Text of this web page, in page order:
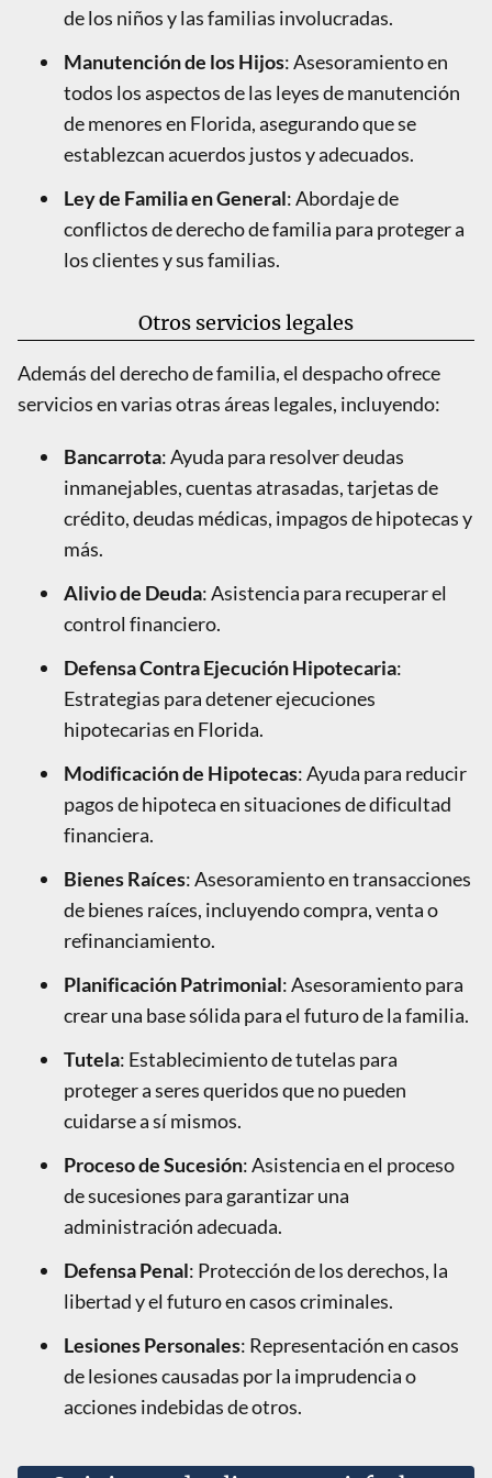
de los niños y las familias involucradas.
Manutención de los Hijos: Asesoramiento en
todos los aspectos de las leyes de manutención
de menores en Florida, asegurando que se
establezcan acuerdos justos y adecuados.
Ley de Familia en General: Abordaje de
conflictos de derecho de familia para proteger a
los clientes y sus familias.
Otros servicios legales
Además del derecho de familia, el despacho ofrece
servicios en varias otras áreas legales, incluyendo:
Bancarrota: Ayuda para resolver deudas
inmanejables, cuentas atrasadas, tarjetas de
crédito, deudas médicas, impagos de hipotecas y
más.
Alivio de Deuda: Asistencia para recuperar el
control financiero.
Defensa Contra Ejecución Hipotecaria:
Estrategias para detener ejecuciones
hipotecarias en Florida.
Modificación de Hipotecas: Ayuda para reducir
pagos de hipoteca en situaciones de dificultad
financiera.
Bienes Raíces: Asesoramiento en transacciones
de bienes raíces, incluyendo compra, venta o
refinanciamiento.
Planificación Patrimonial: Asesoramiento para
crear una base sólida para el futuro de la familia.
Tutela: Establecimiento de tutelas para
proteger a seres queridos que no pueden
cuidarse a sí mismos.
Proceso de Sucesión: Asistencia en el proceso
de sucesiones para garantizar una
administración adecuada.
Defensa Penal: Protección de los derechos, la
libertad y el futuro en casos criminales.
Lesiones Personales: Representación en casos
de lesiones causadas por la imprudencia o
acciones indebidas de otros.